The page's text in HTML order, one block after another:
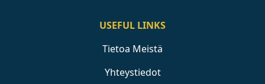
USEFUL LINKS
Tietoa Meistä
Yhteystiedot